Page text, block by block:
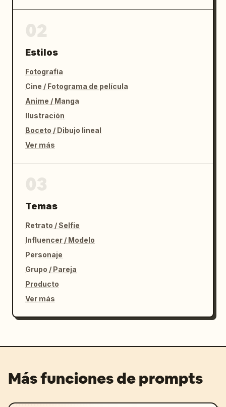
Estilos
Fotografía
Cine / Fotograma de película
Anime / Manga
Ilustración
Boceto / Dibujo lineal
Ver más
Temas
Retrato / Selfie
Influencer / Modelo
Personaje
Grupo / Pareja
Producto
Ver más
Más funciones de prompts